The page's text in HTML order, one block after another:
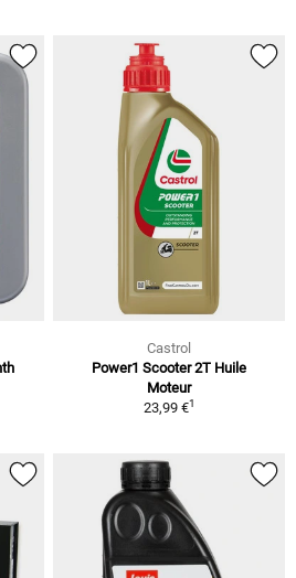
Castrol
Power1 Scooter 2T Huile
Moteur
23,99 €1